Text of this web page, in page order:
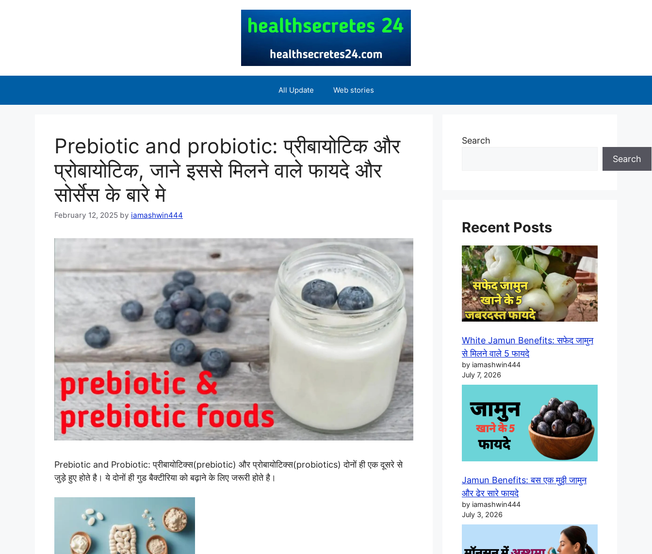
All Update Web stories
Prebiotic and probiotic: प्रीबायोटिक और
प्रोबायोटिक, जाने इससे मिलने वाले फायदे और
सोर्सेस के बारे मे
February 12, 2025 by iamashwin444
Prebiotic and Probiotic: प्रीबायोटिक्स(prebiotic) और प्रोबायोटिक्स(probiotics) दोनों ही एक दूसरे से
जुड़े हुए होते है। ये दोनों ही गुड बैक्टीरिया को बढ़ाने के लिए जरूरी होते है।
Search
Search
Recent Posts
White Jamun Benefits: सफेद जामुन
से मिलने वाले 5 फायदे
by iamashwin444
July 7, 2026
Jamun Benefits: बस एक मुठ्ठी जामुन
और ढेर सारे फायदे
by iamashwin444
July 3, 2026